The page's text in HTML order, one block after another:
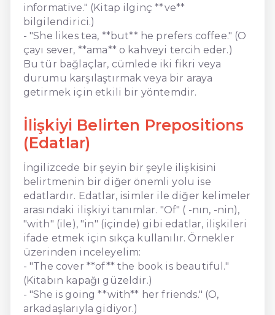
informative." (Kitap ilginç **ve**
bilgilendirici.)
- "She likes tea, **but** he prefers coffee." (O
çayı sever, **ama** o kahveyi tercih eder.)
Bu tür bağlaçlar, cümlede iki fikri veya
durumu karşılaştırmak veya bir araya
getirmek için etkili bir yöntemdir.
İlişkiyi Belirten Prepositions
(Edatlar)
İngilizcede bir şeyin bir şeyle ilişkisini
belirtmenin bir diğer önemli yolu ise
edatlardır. Edatlar, isimler ile diğer kelimeler
arasındaki ilişkiyi tanımlar. "Of" ( -nın, -nin),
"with" (ile), "in" (içinde) gibi edatlar, ilişkileri
ifade etmek için sıkça kullanılır. Örnekler
üzerinden inceleyelim:
- "The cover **of** the book is beautiful."
(Kitabın kapağı güzeldir.)
- "She is going **with** her friends." (O,
arkadaşlarıyla gidiyor.)